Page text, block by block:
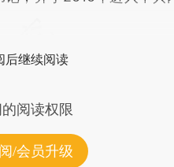
后继续阅读
阅读权限
/会员升级